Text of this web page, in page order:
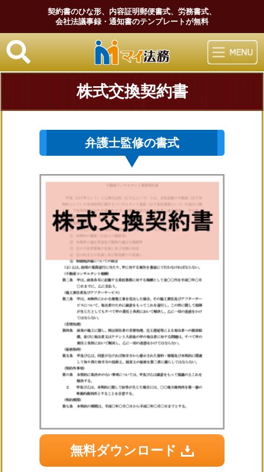
契約書のひな形、内容証明郵便書式、労務書式、
会社法議事録・通知書のテンプレートが無料
マイ法務
株式交換契約書
弁護士監修の書式
無料ダウンロード